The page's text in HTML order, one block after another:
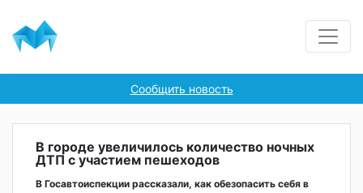
Сообщить новость
В городе увеличилось количество ночных
ДТП с участием пешеходов
В Госавтоиспекции рассказали, как обезопасить себя в